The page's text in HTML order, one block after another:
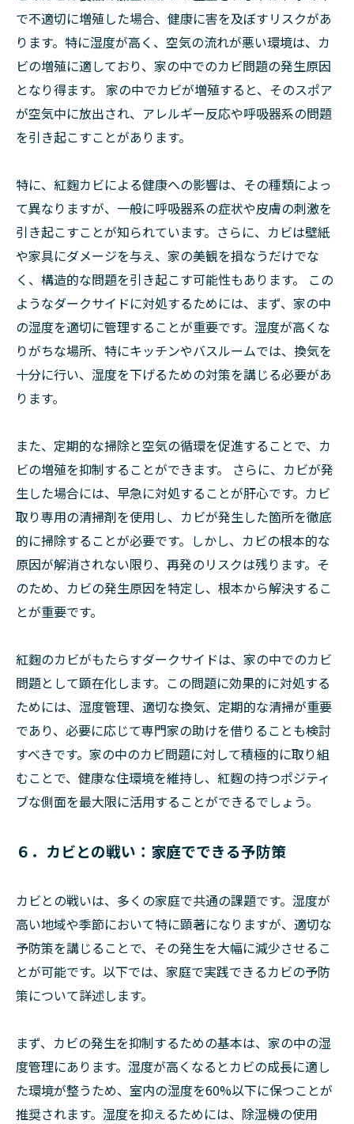
で不適切に増殖した場合、健康に害を及ぼすリスクがあ
ります。特に湿度が高く、空気の流れが悪い環境は、カ
ビの増殖に適しており、家の中でのカビ問題の発生原因
となり得ます。 家の中でカビが増殖すると、そのスポア
が空気中に放出され、アレルギー反応や呼吸器系の問題
を引き起こすことがあります。
特に、紅麴カビによる健康への影響は、その種類によっ
て異なりますが、一般に呼吸器系の症状や皮膚の刺激を
引き起こすことが知られています。さらに、カビは壁紙
や家具にダメージを与え、家の美観を損なうだけでな
く、構造的な問題を引き起こす可能性もあります。 この
ようなダークサイドに対処するためには、まず、家の中
の湿度を適切に管理することが重要です。湿度が高くな
りがちな場所、特にキッチンやバスルームでは、換気を
十分に行い、湿度を下げるための対策を講じる必要があ
ります。
また、定期的な掃除と空気の循環を促進することで、カ
ビの増殖を抑制することができます。 さらに、カビが発
生した場合には、早急に対処することが肝心です。カビ
取り専用の清掃剤を使用し、カビが発生した箇所を徹底
的に掃除することが必要です。しかし、カビの根本的な
原因が解消されない限り、再発のリスクは残ります。そ
のため、カビの発生原因を特定し、根本から解決するこ
とが重要です。
紅麴のカビがもたらすダークサイドは、家の中でのカビ
問題として顕在化します。この問題に効果的に対処する
ためには、湿度管理、適切な換気、定期的な清掃が重要
であり、必要に応じて専門家の助けを借りることも検討
すべきです。家の中のカビ問題に対して積極的に取り組
むことで、健康な住環境を維持し、紅麴の持つポジティ
ブな側面を最大限に活用することができるでしょう。
６．カビとの戦い：家庭でできる予防策
カビとの戦いは、多くの家庭で共通の課題です。湿度が
高い地域や季節において特に顕著になりますが、適切な
予防策を講じることで、その発生を大幅に減少させるこ
とが可能です。以下では、家庭で実践できるカビの予防
策について詳述します。
まず、カビの発生を抑制するための基本は、家の中の湿
度管理にあります。湿度が高くなるとカビの成長に適し
た環境が整うため、室内の湿度を60%以下に保つことが
推奨されます。湿度を抑えるためには、除湿機の使用